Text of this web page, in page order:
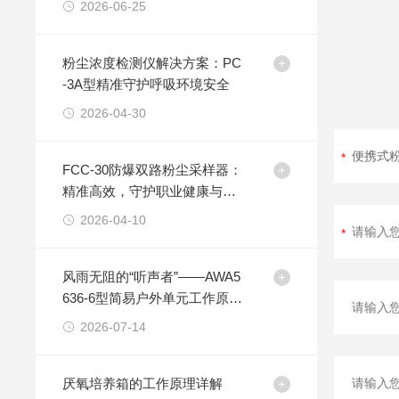
2026-06-25
粉尘浓度检测仪解决方案：PC
-3A型精准守护呼吸环境安全
2026-04-30
FCC-30防爆双路粉尘采样器：
精准高效，守护职业健康与尘
密环境2026-04-10
风雨无阻的“听声者”——AWA5
636-6型简易户外单元工作原理
浅析2026-07-14
厌氧培养箱的工作原理详解